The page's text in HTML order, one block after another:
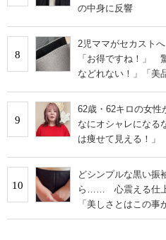
の中身に反響
8
2児ママがセカスト
「お得ですね！」
などれない！」「美
9
62歳・62キロの女
なにオシャレにな
は痩せて見える！」
10
どシンプルな黒い
ら…… 心震える仕上
「美しさとはこの事